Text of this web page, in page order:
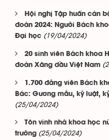
Hội nghị Tập huấn cán
đoàn 2024: Người Bách
Đại học (19/04/2024)
20 sinh viên Bách khoa
đoàn Xăng dầu Việt Nam
1.700 đảng viên Bách
Bác: Gương mẫu, kỷ luật,
(25/04/2024)
Tôn vinh nhà khoa học
trường (25/04/2024)